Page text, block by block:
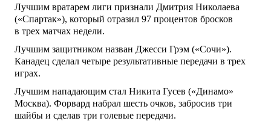
Лучшим вратарем лиги признали Дмитрия Николаева
(«Спартак»), который отразил 97 процентов бросков
в трех матчах недели.
Лучшим защитником назван Джесси Грэм («Сочи»).
Канадец сделал четыре результативные передачи в трех
играх.
Лучшим нападающим стал Никита Гусев («Динамо»
Москва). Форвард набрал шесть очков, забросив три
шайбы и сделав три голевые передачи.